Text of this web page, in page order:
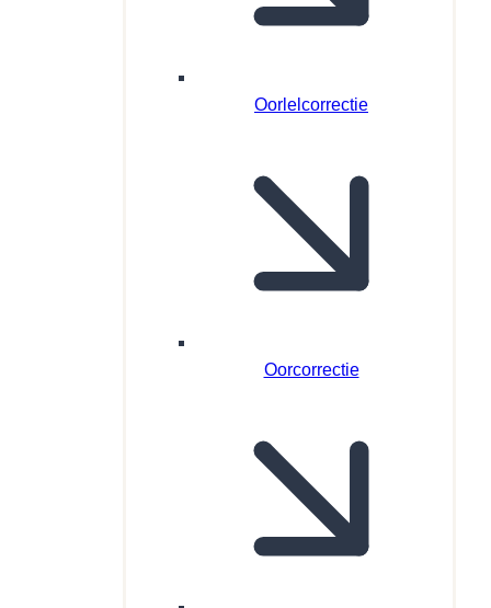
Oorlelcorrectie
Oorcorrectie